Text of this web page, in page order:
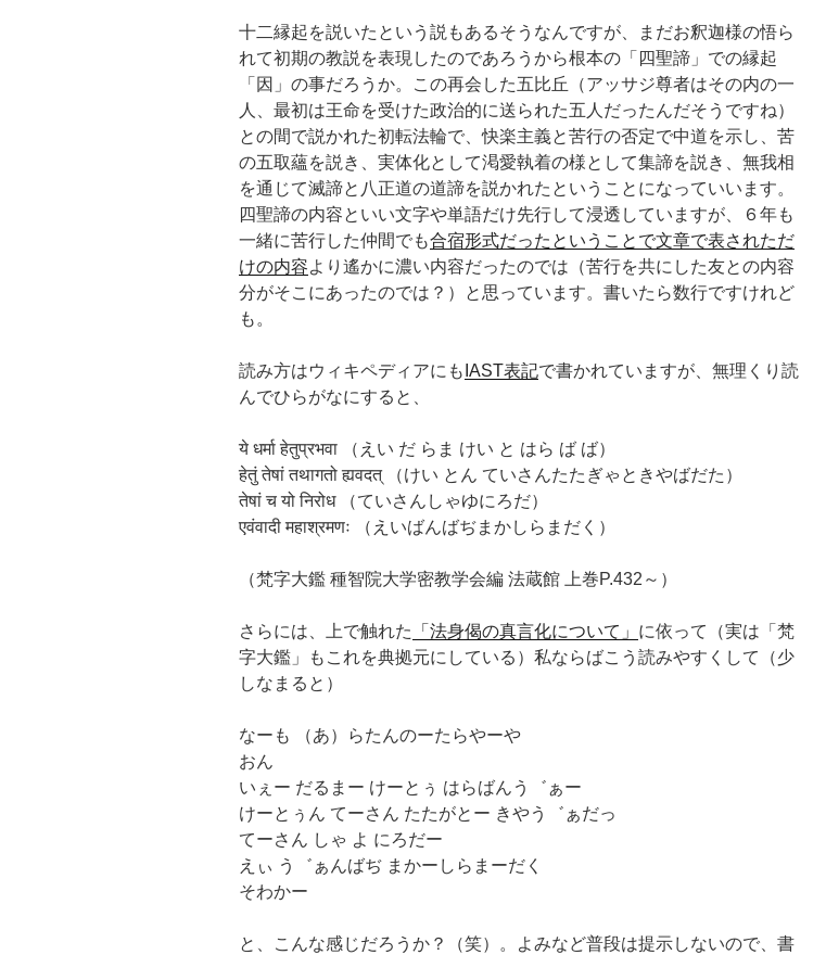
十二縁起を説いたという説もあるそうなんですが、まだお釈迦様の悟ら
れて初期の教説を表現したのであろうから根本の「四聖諦」での縁起
「因」の事だろうか。この再会した五比丘（アッサジ尊者はその内の一
人、最初は王命を受けた政治的に送られた五人だったんだそうですね）
との間で説かれた初転法輪で、快楽主義と苦行の否定で中道を示し、苦
の五取蘊を説き、実体化として渇愛執着の様として集諦を説き、無我相
を通じて滅諦と八正道の道諦を説かれたということになっていいます。
四聖諦の内容といい文字や単語だけ先行して浸透していますが、６年も
一緒に苦行した仲間でも合宿形式だったということで文章で表されただ
けの内容より遙かに濃い内容だったのでは（苦行を共にした友との内容
分がそこにあったのでは？）と思っています。書いたら数行ですけれど
も。
読み方はウィキペディアにも IAST表記で書かれていますが、無理くり読
んでひらがなにすると、
ये धर्मा हेतुप्रभवा （えい だ らま けい と はら ば ば）
हेतुं तेषां तथागतो ह्यवदत् （けい とん ていさんたたぎゃときやばだた）
तेषां च यो निरोध （ていさんしゃゆにろだ）
एवंवादी महाश्रमणः （えいばんばぢまかしらまだく）
（梵字大鑑 種智院大学密教学会編 法蔵館 上巻P.432～）
さらには、上で触れた 「法身偈の真言化について」 に依って（実は「梵
字大鑑」もこれを典拠元にしている）私ならばこう読みやすくして（少
しなまると）
なーも （あ）らたんのーたらやーや
おん
いぇー だるまー けーとぅ はらばんう゛ぁー
けーとぅん てーさん たたがとー きやう゛ぁだっ
てーさん しゃ よ にろだー
えぃ う゛ぁんばぢ まかーしらまーだく
そわかー
と、こんな感じだろうか？（笑）。よみなど普段は提示しないので、書